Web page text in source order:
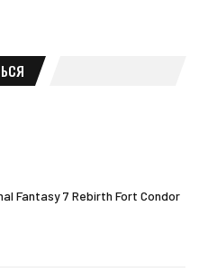
Fantasy 7 Rebirth Fort Condor